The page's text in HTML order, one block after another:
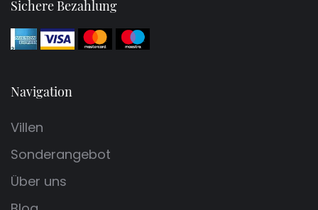
Sichere Bezahlung
Navigation
Villen
Sonderangebot
Über uns